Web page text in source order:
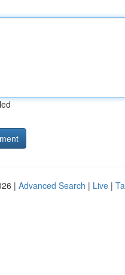
| Advanced Search | Live |